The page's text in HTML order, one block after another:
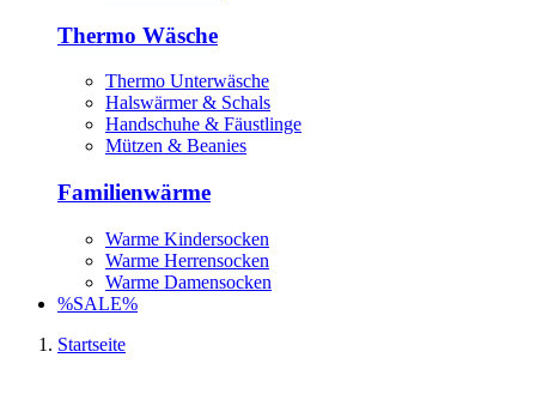
Thermo Wäsche
Thermo Unterwäsche
Halswärmer & Schals
Handschuhe & Fäustlinge
Mützen & Beanies
Familienwärme
Warme Kindersocken
Warme Herrensocken
Warme Damensocken
%SALE%
Startseite